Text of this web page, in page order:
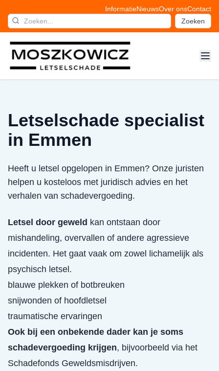
InformatieNieuwsOver onsContact
Zoeken
Letselschade specialist
in Emmen
Heeft u letsel opgelopen in Emmen? Onze juristen
helpen u kosteloos met juridisch advies en het
verhalen van schadevergoeding.
Letsel door geweld kan ontstaan door
mishandeling, overvallen of andere agressieve
incidenten. Het gaat vaak om zowel lichamelijk als
psychisch letsel.
blauwe plekken of botbreuken
snijwonden of hoofdletsel
traumatische ervaringen
Ook bij een onbekende dader kan je soms
schadevergoeding krijgen, bijvoorbeeld via het
Schadefonds Geweldsmisdrijven.